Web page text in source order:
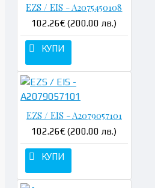
EZS / EIS - A2075450108
102.26€ (200.00 лв.)
КУПИ
EZS / EIS - A2079057101
102.26€ (200.00 лв.)
КУПИ